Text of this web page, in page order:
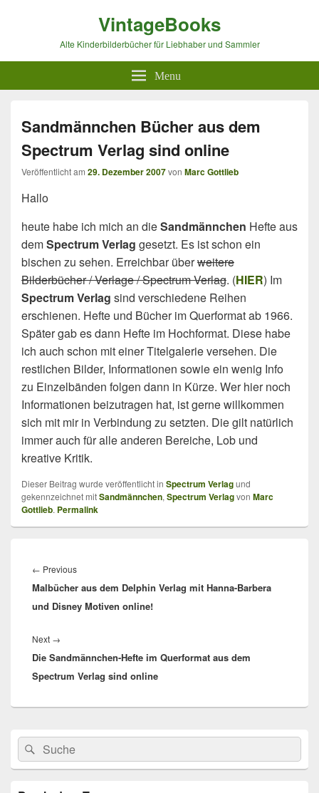
VintageBooks
Alte Kinderbilderbücher für Liebhaber und Sammler
Menu
Sandmännchen Bücher aus dem
Spectrum Verlag sind online
Veröffentlicht am 29. Dezember 2007von Marc Gottlieb
Hallo
heute habe ich mich an dieSandmännchen Hefte aus
demSpectrum Verlag gesetzt. Es ist schon ein
bischen zu sehen. Erreichbar überweitere
Bilderbücher / Verlage / Spectrum Verlag. (HIER) Im
Spectrum Verlag sind verschiedene Reihen
erschienen. Hefte und Bücher im Querformat ab 1966.
Später gab es dann Hefte im Hochformat. Diese habe
ich auch schon mit einer Titelgalerie versehen. Die
restlichen Bilder, Informationen sowie ein wenig Info
zu Einzelbänden folgen dann in Kürze. Wer hier noch
Informationen beizutragen hat, ist gerne willkommen
sich mit mir in Verbindung zu setzten. Die gilt natürlich
immer auch für alle anderen Bereiche, Lob und
kreative Kritik.
Dieser Beitrag wurde veröffentlicht in Spectrum Verlagund
gekennzeichnet mitSandmännchen, Spectrum Verlagvon Marc
Gottlieb. Permalink
← PreviousPrevious
post:
Malbücher aus dem Delphin Verlag mit Hanna-Barbera
und Disney Motiven online!
Next →
post:
Die Sandmännchen-Hefte im Querformat aus dem
Spectrum Verlag sind online
Primärer
Seitenleisten
Widget-
Bereich
Search
for:
Suche